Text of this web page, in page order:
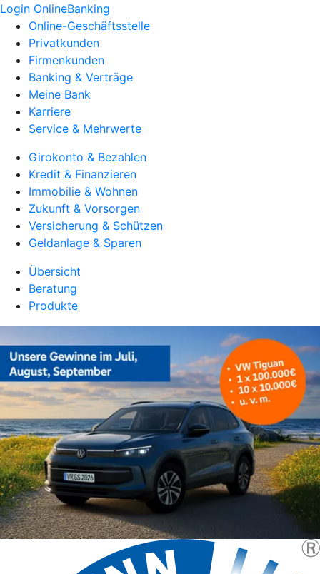
Login OnlineBanking
Online-Geschäftsstelle
Privatkunden
Firmenkunden
Banking & Verträge
Meine Bank
Karriere
Service & Mehrwerte
Girokonto & Bezahlen
Kredit & Finanzieren
Immobilie & Wohnen
Zukunft & Vorsorgen
Versicherung & Schützen
Geldanlage & Sparen
Übersicht
Beratung
Produkte